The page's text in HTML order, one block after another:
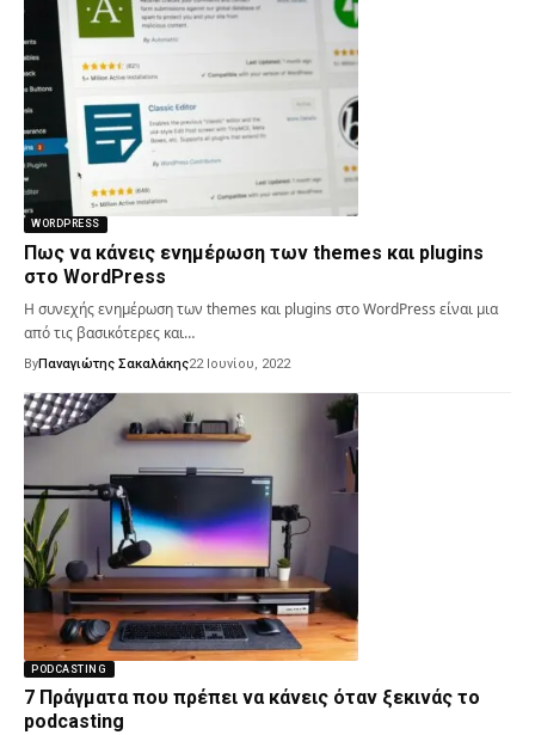
WORDPRESS
Πως να κάνεις ενημέρωση των themes και plugins
στο WordPress
Η συνεχής ενημέρωση των themes και plugins στο WordPress είναι μια
από τις βασικότερες και…
ByΠαναγιώτης Σακαλάκης22 Ιουνίου, 2022
PODCASTING
7 Πράγματα που πρέπει να κάνεις όταν ξεκινάς το
podcasting